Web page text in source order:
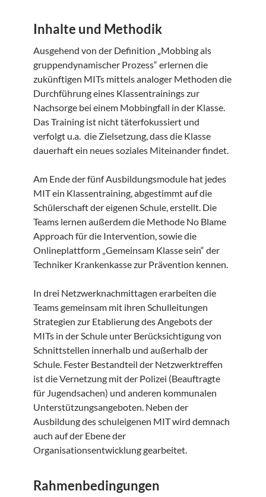
Inhalte und Methodik
Ausgehend von der Definition „Mobbing als
gruppendynamischer Prozess“ erlernen die
zukünftigen MITs mittels analoger Methoden die
Durchführung eines Klassentrainings zur
Nachsorge bei einem Mobbingfall in der Klasse.
Das Training ist nicht täterfokussiert und
verfolgt u.a. die Zielsetzung, dass die Klasse
dauerhaft ein neues soziales Miteinander findet.
Am Ende der fünf Ausbildungsmodule hat jedes
MIT ein Klassentraining, abgestimmt auf die
Schülerschaft der eigenen Schule, erstellt. Die
Teams lernen außerdem die Methode No Blame
Approach für die Intervention, sowie die
Onlineplattform „Gemeinsam Klasse sein“ der
Techniker Krankenkasse zur Prävention kennen.
In drei Netzwerknachmittagen erarbeiten die
Teams gemeinsam mit ihren Schulleitungen
Strategien zur Etablierung des Angebots der
MITs in der Schule unter Berücksichtigung von
Schnittstellen innerhalb und außerhalb der
Schule. Fester Bestandteil der Netzwerktreffen
ist die Vernetzung mit der Polizei (Beauftragte
für Jugendsachen) und anderen kommunalen
Unterstützungsangeboten. Neben der
Ausbildung des schuleigenen MIT wird demnach
auch auf der Ebene der
Organisationsentwicklung gearbeitet.
Rahmenbedingungen